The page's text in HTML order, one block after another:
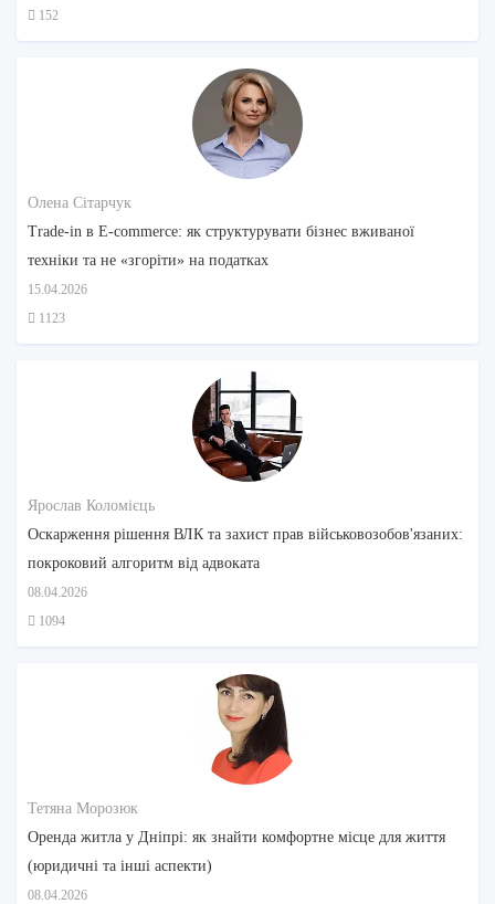
152
Олена Сітарчук
Trade-in в E-commerce: як структурувати бізнес вживаної
техніки та не «згоріти» на податках
15.04.2026
1123
Ярослав Коломієць
Оскарження рішення ВЛК та захист прав військовозобов'язаних:
покроковий алгоритм від адвоката
08.04.2026
1094
Тетяна Морозюк
Оренда житла у Дніпрі: як знайти комфортне місце для життя
(юридичні та інші аспекти)
08.04.2026